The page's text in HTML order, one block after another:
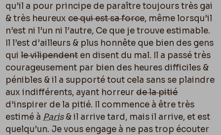
qu’il a pour principe de paraître toujours très gai
& très heureuxce qui est sa force, même lorsqu’il
n’est ni l’un ni l’autre, Ce que je trouve estimable.
Il l’est d’ailleurs & plus honnête que bien des gens
quile vilipendenten disent du mal. Il a passé très
courageusement par bien des heures difficiles &
pénibles & il a supporté tout cela sans se plaindre
aux indifférents, ayant horreurde la pitié
d’inspirer de la pitié. Il commence à être très
estimé à Paris& il arrive tard, mais il arrive, et est
quelqu’un. Je vous engage à ne pas trop écouter